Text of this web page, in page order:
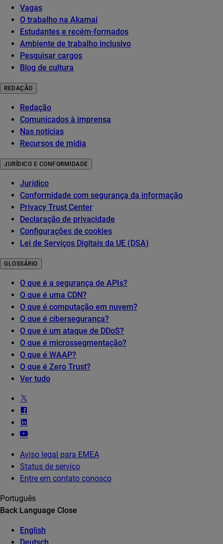
Vagas
O trabalho na Akamai
Estudantes e recém-formados
Ambiente de trabalho inclusivo
Pesquisar cargos
Blog de cultura
REDAÇÃO
Redação
Comunicados à imprensa
Nas notícias
Recursos de mídia
JURÍDICO E CONFORMIDADE
Jurídico
Conformidade com segurança da informação
Privacy Trust Center
Declaração de privacidade
Configurações de cookies
Lei de Serviços Digitais da UE (DSA)
GLOSSÁRIO
O que é a segurança de APIs?
O que é uma CDN?
O que é computação em nuvem?
O que é cibersegurança?
O que é um ataque de DDoS?
O que é microssegmentação?
O que é WAAP?
O que é Zero Trust?
Ver tudo
Aviso legal para EMEA
Status de serviço
Entre em contato conosco
Português
Back Language Close
English